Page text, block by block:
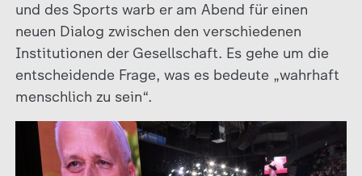
und des Sports warb er am Abend für einen
neuen Dialog zwischen den verschiedenen
Institutionen der Gesellschaft. Es gehe um die
entscheidende Frage, was es bedeute „wahrhaft
menschlich zu sein“.